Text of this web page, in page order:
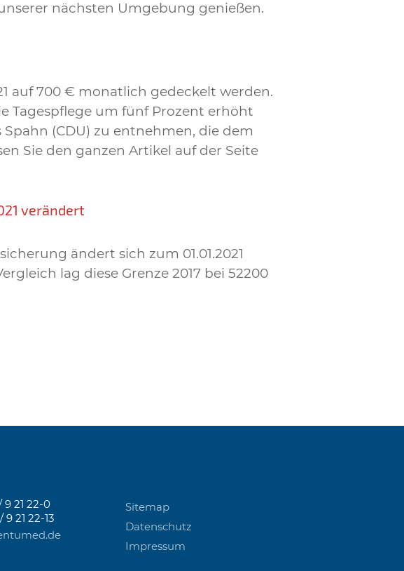
nächsten Umgebung genießen.
auf 700 € monatlich gedeckelt werden.
Tagespflege um fünf Prozent erhöht
(CDU) zu entnehmen, die dem
Sie den ganzen Artikel auf der Seite
verändert
ändert sich zum 01.01.2021
lag diese Grenze 2017 bei 52200
9 21 22-0
9 21 22-13
Sitemap
Datenschutz
Impressum